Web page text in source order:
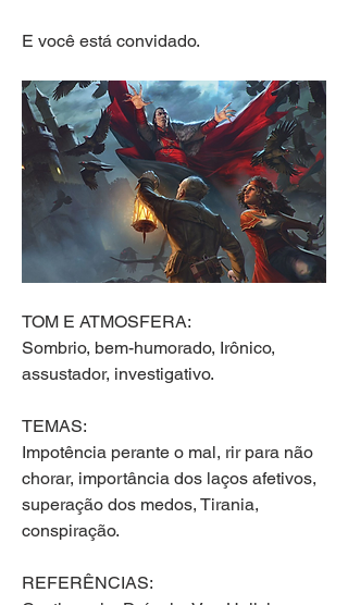
E você está convidado.
TOM E ATMOSFERA:
Sombrio, bem-humorado, Irônico,
assustador, investigativo.
TEMAS:
Impotência perante o mal, rir para não
chorar, importância dos laços afetivos,
superação dos medos, Tirania,
conspiração.
REFERÊNCIAS: